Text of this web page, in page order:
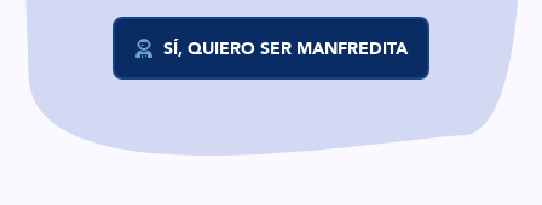
SÍ, QUIERO SER MANFREDITA